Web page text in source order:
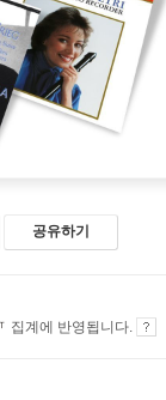
공유하기
집계에 반영됩니다.